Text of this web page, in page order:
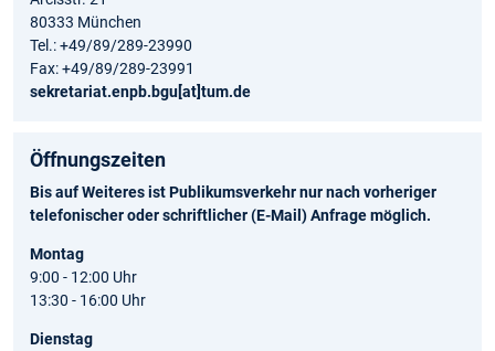
80333 München
Tel.: +49/89/289-23990
Fax: +49/89/289-23991
sekretariat.enpb.bgu[at]tum.de
Öffnungszeiten
Bis auf Weiteres ist Publikumsverkehr nur nach vorheriger
telefonischer oder schriftlicher (E-Mail) Anfrage möglich.
Montag
9:00 - 12:00 Uhr
13:30 - 16:00 Uhr
Dienstag